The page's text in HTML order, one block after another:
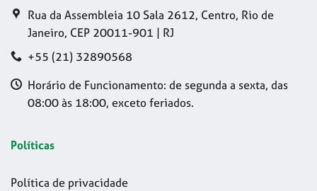
Rua da Assembleia 10 Sala 2612, Centro, Rio de
Janeiro, CEP 20011-901 | RJ
+55 (21) 32890568
Horário de Funcionamento: de segunda a sexta, das
08:00 às 18:00, exceto feriados.
Políticas
Política de privacidade